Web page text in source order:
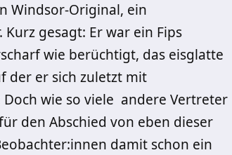
Windsor-Original, ein
gesagt: Er war ein Fips
wie berüchtigt, das eisglatte
der er sich zuletzt mit
wie so viele andere Vertreter
den Abschied von eben dieser
damit schon ein